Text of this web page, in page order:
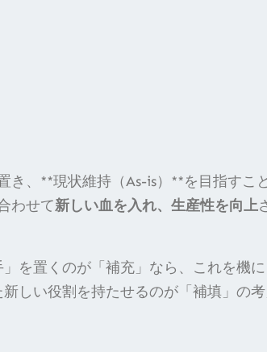
、**現状維持（As-is）**を目指すこと
わせて新しい血を入れ、生産性を向上
を置くのが「補充」なら、これを機に
しい役割を持たせるのが「補填」の考